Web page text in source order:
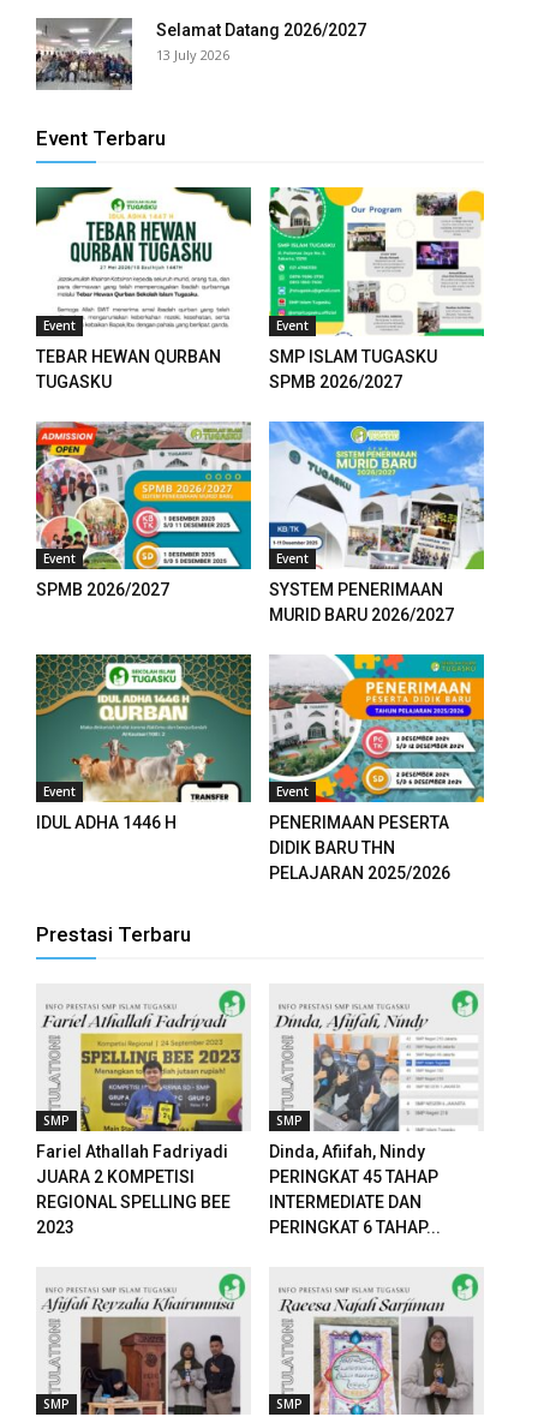
Selamat Datang 2026/2027
13 July 2026
Event Terbaru
Event
TEBAR HEWAN QURBAN
TUGASKU
Event
SMP ISLAM TUGASKU
SPMB 2026/2027
Event
SPMB 2026/2027
Event
SYSTEM PENERIMAAN
MURID BARU 2026/2027
Event
IDUL ADHA 1446 H
Event
PENERIMAAN PESERTA
DIDIK BARU THN
PELAJARAN 2025/2026
Prestasi Terbaru
SMP
Fariel Athallah Fadriyadi
JUARA 2 KOMPETISI
REGIONAL SPELLING BEE
2023
SMP
Dinda, Afiifah, Nindy
PERINGKAT 45 TAHAP
INTERMEDIATE DAN
PERINGKAT 6 TAHAP...
SMP SMP